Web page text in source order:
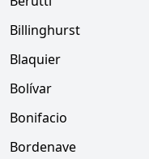
Billinghurst
Blaquier
Bolívar
Bonifacio
Bordenave